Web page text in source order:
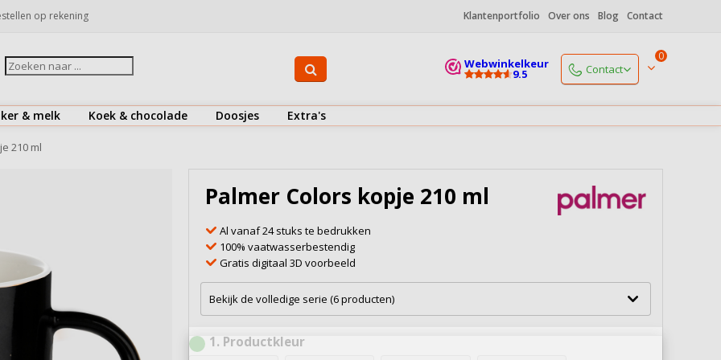
op rekening Klantenportfolio Over ons Blog Contact
Webwinkelkeur
9.5 Contact
Maandagopen vanaf 9.00 uur
info@koffiedrukker.nl
Reactie binnen 4 werkuren
0
& melk
Suiker
Koek & chocolade Doosjes Extra's
Bestek
Doosjes
Onderzetters
Snoepjes
210 ml
Palmer Colors kopje 210 ml
Al vanaf 24 stuks te bedrukken
100% vaatwasserbestendig
Gratis digitaal 3D voorbeeld
Bekijk de volledige serie (6 producten)
1 Productkleur